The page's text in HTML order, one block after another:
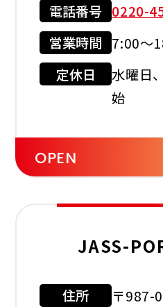
現金会員
店舗サービス
セルフ
電話番号 0220-
営業時間 7:00～
定休日
水曜日
始
利用可能カード
OPEN
JASS-
住所 〒987-